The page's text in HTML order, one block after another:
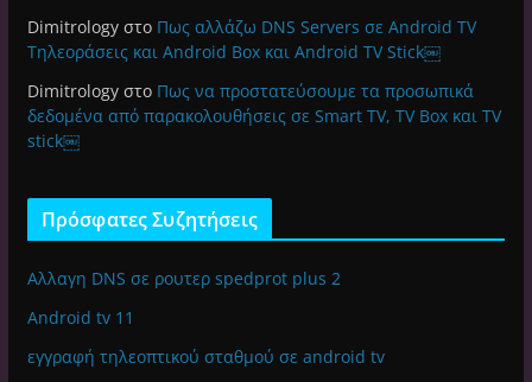
Dimitrologyστο Πως αλλάζω DNS Servers σε Android TV
Τηλεοράσεις και Android Box και Android TV Stick￼
Dimitrologyστο Πως να προστατεύσουμε τα προσωπικά
δεδομένα από παρακολουθήσεις σε Smart TV, TV Box και TV
stick￼
Πρόσφατες Συζητήσεις
Αλλαγη DNS σε ρουτερ spedprot plus 2
Android tv 11
εγγραφή τηλεοπτικού σταθμού σε android tv